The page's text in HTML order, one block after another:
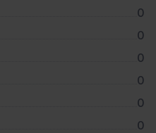
0
0
0
0
0
0